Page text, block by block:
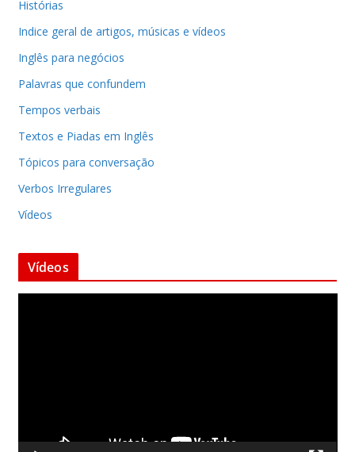
Histórias
Indice geral de artigos, músicas e vídeos
Inglês para negócios
Palavras que confundem
Tempos verbais
Textos e Piadas em Inglês
Tópicos para conversação
Verbos Irregulares
Vídeos
Vídeos
d